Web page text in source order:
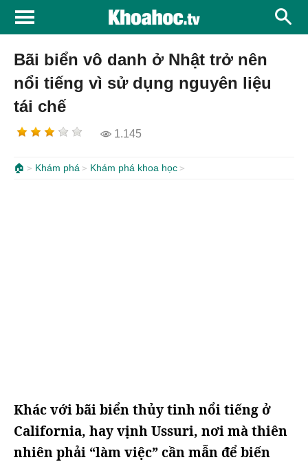
Bãi biển vô danh ở Nhật trở nên
nổi tiếng vì sử dụng nguyên liệu
tái chế
1.145
🏠 Khám phá Khám phá khoa học
Khác với bãi biển thủy tinh nổi tiếng ở
California, hay vịnh Ussuri, nơi mà thiên
nhiên phải “làm việc” cần mẫn để biến